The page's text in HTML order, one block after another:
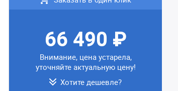
66 490 ₽
Внимание, цена устарела,
уточняйте актуальную цену!
Хотите дешевле?